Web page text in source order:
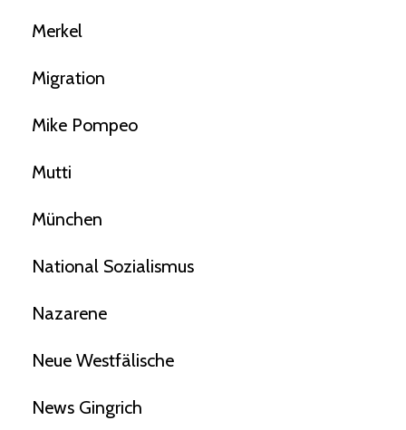
Merkel
Migration
Mike Pompeo
Mutti
München
National Sozialismus
Nazarene
Neue Westfälische
News Gingrich